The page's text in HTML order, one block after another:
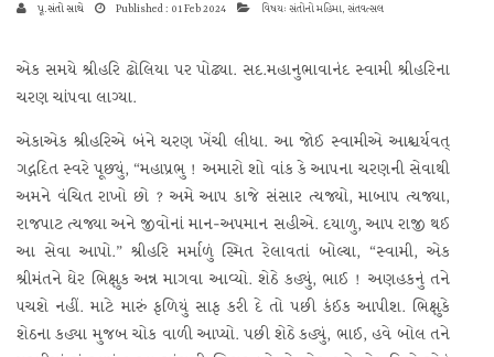
પૂ.સંતો સાથે Published : 01 Feb 2024 વિષય: સંતોનો મહિમા, સંતવત્સલ
એક સમયે શ્રીહરિ ઢોલિયા પર પોઢ્યા. સદ.મહાનુભાવાનંદ સ્વામી શ્રીહરિના
ચરણ ચાંપવા લાગ્યા.
એકાએક શ્રીહરિએ બંને ચરણ ખેંચી લીધા. આ જોઈ સ્વામીએ આશ્ચર્યવત્
ગદ્ગદિત સ્વરે પૂછ્યું, “મહાપ્રભુ ! અમારો શો વાંક કે આપના ચરણની સેવાથી
અમને વંચિત રાખો છો ? અમે આપ કાજે સંસાર ત્યજ્યો, માબાપ ત્યજ્યા,
રાજપાટ ત્યજ્યા અને જીવોનાં માન-અપમાન સહીએ. દયાળુ, આપ રાજી થઈ
આ સેવા આપો.” શ્રીહરિ મર્માળું સ્મિત રેલાવતાં બોલ્યા, “સ્વામી, એક
શ્રીમંતને ઘેર ભિક્ષુક અન્ન માગવા આવ્યો. શેઠે કહ્યું, ભાઈ ! અણહકનું તને
પચશે નહીં. માટે મારું ફળિયું સાફ કરી દે તો પછી કંઈક આપીશ. ભિક્ષુકે
શેઠના કહ્યા મુજબ ચોક વાળી આપ્યો. પછી શેઠે કહ્યું, ભાઈ, હવે બોલ તને